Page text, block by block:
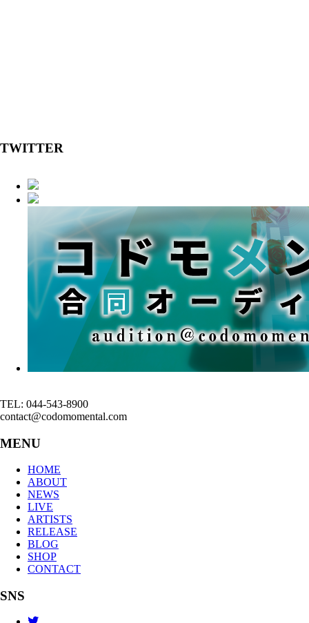
TWITTER
TEL: 044-543-8900
contact@codomomental.com
MENU
HOME
ABOUT
NEWS
LIVE
ARTISTS
RELEASE
BLOG
SHOP
CONTACT
SNS